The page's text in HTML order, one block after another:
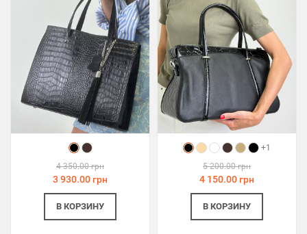
4 350.00 грн
3 930.00 грн
В КОРЗИНУ
+1
5 200.00 грн
4 150.00 грн
В КОРЗИНУ